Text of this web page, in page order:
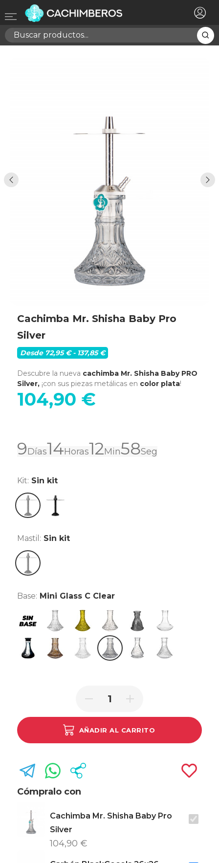
Cachimba Mr. Shisha Baby Pro
Silver
Desde 72,95 € - 137,85 €
Descubre la nueva cachimba Mr. Shisha Baby PRO
Silver, ¡con sus piezas metálicas en color plata!
104,90 €
9Días14Horas12Min58Seg
Kit: Sin kit
Sin kit Kit Pro Black
Mastil: Sin kit
Sin kit
Base: Mini Glass C Clear
Sin base Indian Lowpoly Amarillo
Lowpoly ClearMicro tallada smoked
Mini Clear
Mini Frozen Black
Mini Glass A Amber
Mini Glass B Clear
Mini Glass C Clear
Mini Glass F Clear
Tallada Mariposa
AÑADIR AL CARRITO
Cómpralo con
Cachimba Mr. Shisha Baby Pro
Silver
104,90 €
Registrarse ×
Necesitas hacer login para guardar productos en tu